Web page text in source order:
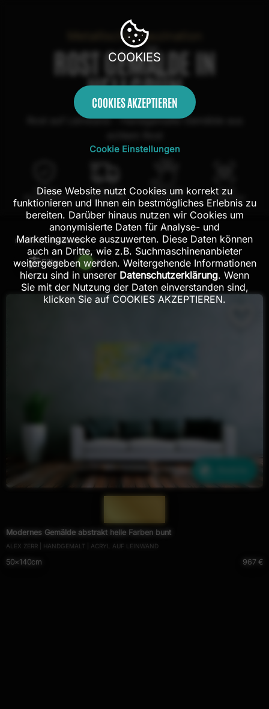
Metallische Faszination
ROST GEMÄLDE IN
HELLGRÜN
Rost auf Leinwand - Handgemalte Gemälde aus
100 Tage
Rückgaberecht
Kostenloser
Versand in DE
100% echte
Handarbeit
Mit AR
Probehängen
FILTER:137 ERGEBNISSE
Filter
Modernes Gemälde abstrakt helle Farben bunt
ALEX ZERR | HANDGEMALT | ACRYL AUF LEINWAND
50×140cm 967 €
COOKIES
COOKIES AKZEPTIEREN
Cookie Einstellungen
Diese Website nutzt Cookies um korrekt zu
funktionieren und Ihnen ein bestmögliches Erlebnis zu
bereiten. Darüber hinaus nutzen wir Cookies um
anonymisierte Daten für Analyse- und
Marketingzwecke auszuwerten. Diese Daten können
auch an Dritte, wie z.B. Suchmaschinenanbieter
weitergegeben werden. Weitergehende Informationen
hierzu sind in unserer Datenschutzerklärung. Wenn
Sie mit der Nutzung der Daten einverstanden sind,
klicken Sie auf COOKIES AKZEPTIEREN.